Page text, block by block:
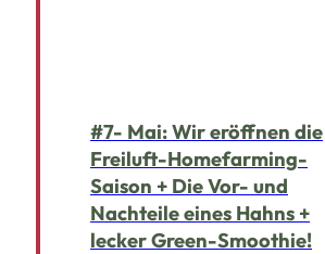
#7- Mai: Wir eröffnen die
Freiluft-Homefarming-
Saison + Die Vor- und
Nachteile eines Hahns +
lecker Green-Smoothie!